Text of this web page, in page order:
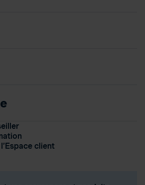
client